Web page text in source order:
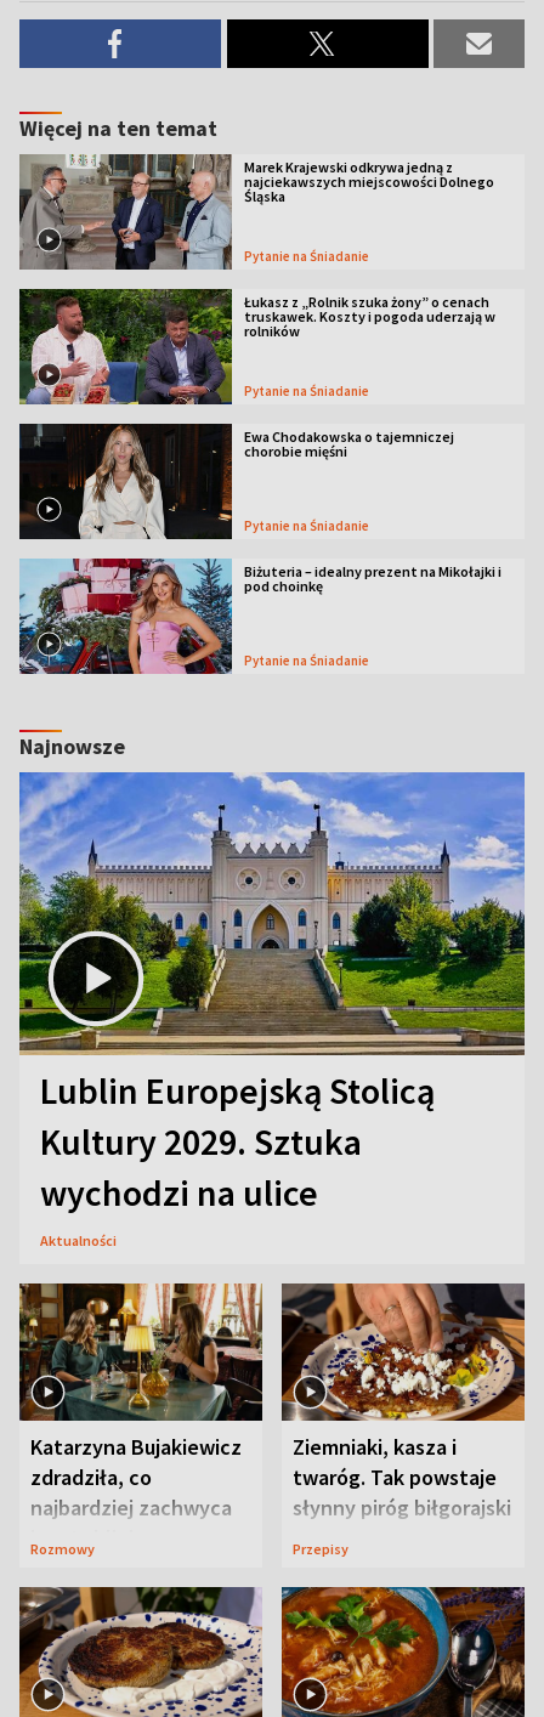
Więcej na ten temat
Marek Krajewski odkrywa jedną z
najciekawszych miejscowości Dolnego
Śląska
Pytanie na Śniadanie
Łukasz z „Rolnik szuka żony” o cenach
truskawek. Koszty i pogoda uderzają w
rolników
Pytanie na Śniadanie
Ewa Chodakowska o tajemniczej
chorobie mięśni
Pytanie na Śniadanie
Biżuteria – idealny prezent na Mikołajki i
pod choinkę
Pytanie na Śniadanie
Najnowsze
Lublin Europejską Stolicą
Kultury 2029. Sztuka
wychodzi na ulice
Aktualności
Katarzyna Bujakiewicz
zdradziła, co
najbardziej zachwyca
ją w Lublinie
Rozmowy
Ziemniaki, kasza i
twaróg. Tak powstaje
słynny piróg biłgorajski
Przepisy